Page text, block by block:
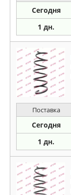
Сегодня
1 дн.
Поставка
Сегодня
1 дн.